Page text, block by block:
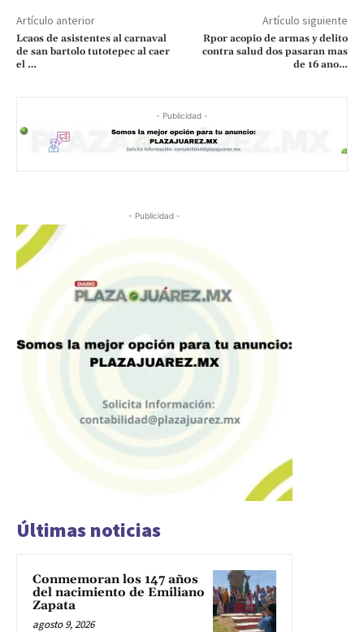
Artículo anterior
Lcaos de asistentes al carnaval
de san bartolo tutotepec al caer
el …
Artículo siguiente
Rpor acopio de armas y delito
contra salud dos pasaran mas
de 16 ano…
- Publicidad -
- Publicidad -
Últimas noticias
Conmemoran los 147 años
del nacimiento de Emiliano
Zapata
agosto 9, 2026